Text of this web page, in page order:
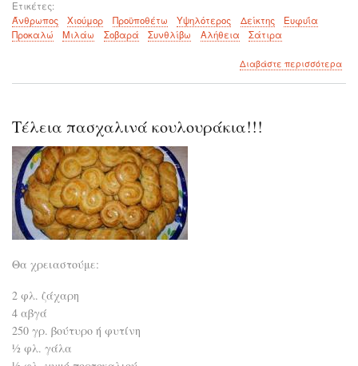
Ετικέτες
Άνθρωπος
Χιούμορ Προϋποθέτω Υψηλότερος Δείκτης
Ευφυΐα
Προκαλώ
Μιλάω Σοβαρά Συνθλίβω Αλήθεια Σάτιρα
Διαβάστε περισσότεραγια
Τέλεια πασχαλινά κουλουράκια!!!
Θα χρειαστούμε:
2 φλ. ζάχαρη
4 αβγά
250 γρ. βούτυρο ή φυτίνη
½ φλ. γάλα